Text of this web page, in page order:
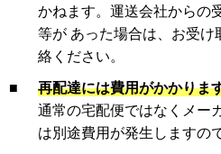
かねます。運送会社からの
等が あった場合は、お受
絡ください。
■
再配達には費用がかかりま
通常の宅配便ではなくメー
は別途費用が発生しますの